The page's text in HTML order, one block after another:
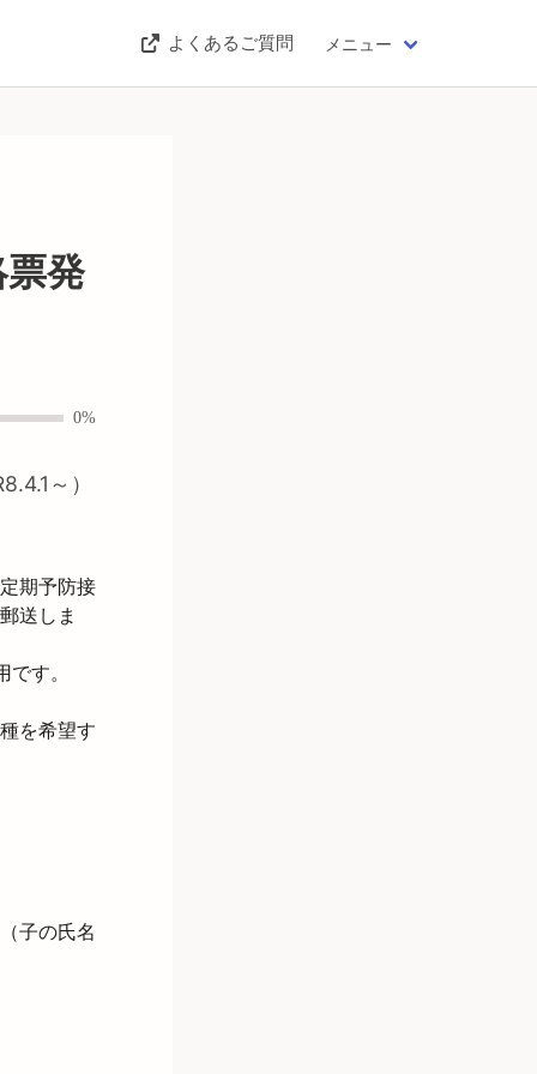
よくあるご質問 メニュー
発
0%
～）
期予防接
送しま
す。
を希望す
子の氏名